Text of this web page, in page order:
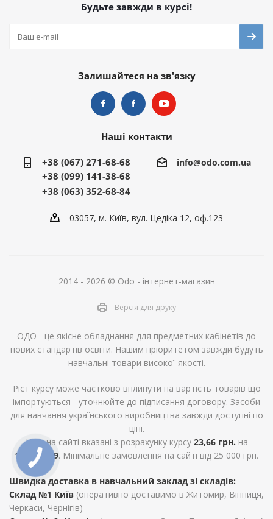
Будьте завжди в курсі!
Залишайтеся на зв'язку
Наші контакти
+38 (067) 271-68-68
+38 (099) 141-38-68
+38 (063) 352-68-84
info@odo.com.ua
03057, м. Київ, вул. Цедіка 12, оф.123
2014 - 2026 © Odo - інтернет-магазин
Версія для друку
ОДО - це якісне обладнання для предметних кабінетів до
нових стандартів освіти. Нашим пріоритетом завжди будуть
навчальні товари високої якості.
Ріст курсу може частково вплинути на вартість товарів що
імпортуються - уточнюйте до підписання договору. Засоби
для навчання українського виробництва завжди доступні по
ціні.
Ціни на сайті вказані з розрахунку курсу 23,66 грн. на
10.12.2019. Мінімальне замовлення на сайті від 25 000 грн.
Швидка доставка в навчальний заклад зі складів:
Склад №1 Київ (оперативно доставимо в Житомир, Вінниця,
Черкаси, Чернігів)